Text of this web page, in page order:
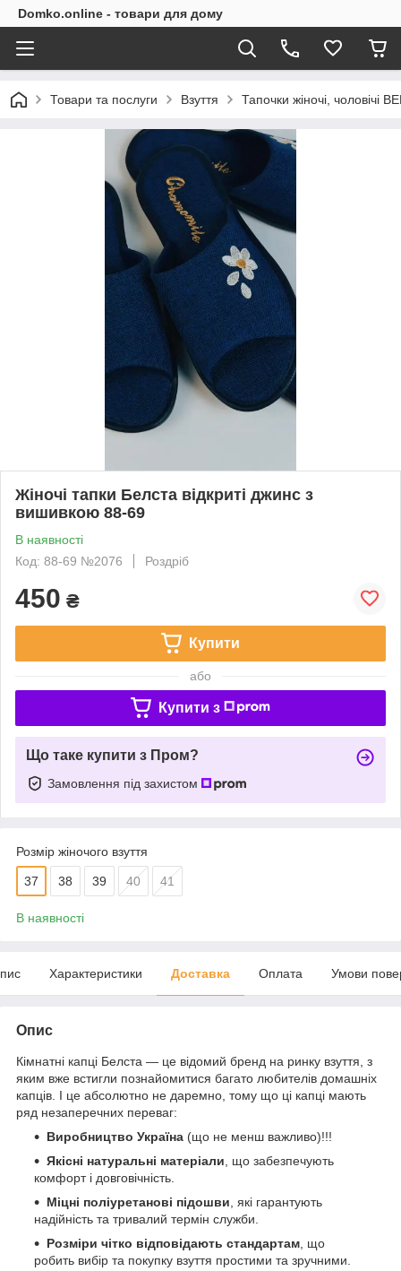
Domko.online - товари для дому
Товари та послуги Взуття Тапочки жіночі, чоловічі
Жіночі тапки Белста відкриті джинс з
вишивкою 88-69
В наявності
Код: 88-69 №2076
Роздріб
450 ₴
Купити
або
Купити з
Що таке купити з Пром?
Замовлення під захистом
Розмір жіночого взуття
37 38 39 40 41
В наявності
Характеристики Доставка Оплата Умови
Опис
Кімнатні капці Белста — це відомий бренд на ринку взуття, з
яким вже встигли познайомитися багато любителів домашніх
капців. І це абсолютно не даремно, тому що ці капці мають
ряд незаперечних переваг:
Виробництво Україна (що не менш важливо)!!!
Якісні натуральні матеріали , що забезпечують
комфорт і довговічність.
Міцні поліуретанові підошви , які гарантують
надійність та тривалий термін служби.
Розміри чітко відповідають стандартам , що
робить вибір та покупку взуття простими та зручними.